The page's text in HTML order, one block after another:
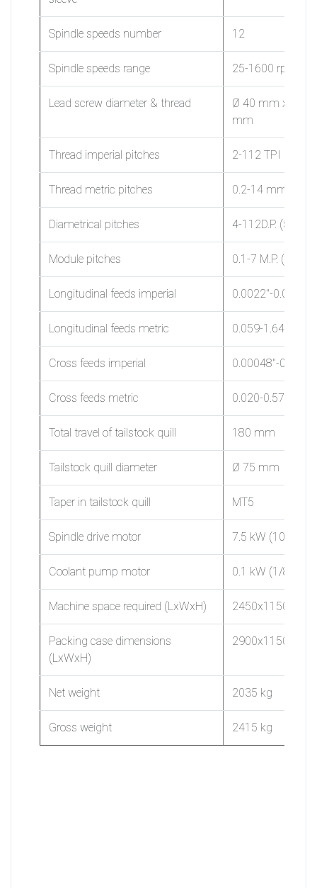
Spindle speeds number 12
Spindle speeds range 25-1600 rpm
Lead screw diameter & thread
Ø 40 mm x 4
mm
Thread imperial pitches 2-112 TPI
Thread metric pitches 0.2-14 mm
Diametrical pitches 4-112D.P. (50nos)
Module pitches 0.1-7 M.P.
Longitudinal feeds imperial 0.0022″-
Longitudinal feeds metric 0.059-1.64 mm/
Cross feeds imperial 0.00048″-
Cross feeds metric 0.020-0.573
Total travel of tailstock quill 180 mm
Tailstock quill diameter Ø 75 mm
Taper in tailstock quill MT5
Spindle drive motor 7.5 kW (10 HP)
Coolant pump motor 0.1 kW (1/8 HP)
Machine space required (LxWxH)
Packing case dimensions
(LxWxH)
Net weight 2035 kg
Gross weight 2415 kg